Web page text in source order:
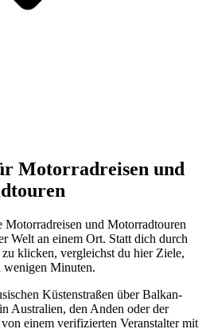
Motorradreisen und
und Motorradtouren
Welt an einem Ort. Statt dich durch
klicken, vergleichst du hier Ziele,
wenigen Minuten.
Küstenstraßen über Balkan-
Australien, den Anden oder der
einem verifizierten Veranstalter mit